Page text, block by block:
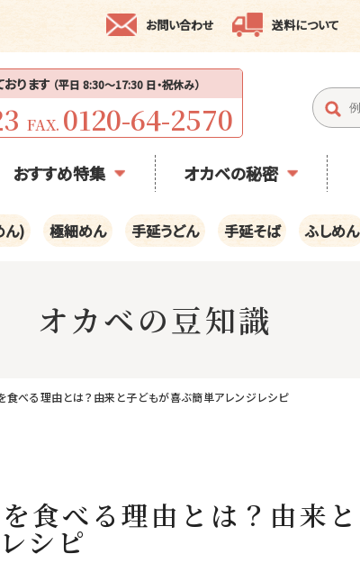
お問い合わせ 送料について
おります （平日 8:30〜17:30 日・祝休み）
FAX. 0120-64-2570
おすすめ特集 オカベの秘密
ん) 極細めん 手延うどん 手延そば ふしめん
オカベの豆知識
食べる理由とは？由来と子どもが喜ぶ簡単アレンジレシピ
食べる理由とは？由来
シピ